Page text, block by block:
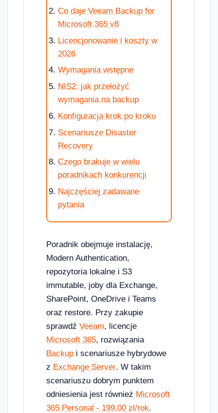
Co daje Veeam Backup for
Microsoft 365 v8
Licencjonowanie i koszty w
2026
Wymagania wstępne
NIS2: jak przełożyć
wymagania na backup
Konfiguracja krok po kroku
Scenariusze Disaster
Recovery
Czego brakuje w wielu
poradnikach konkurencji
Najczęściej zadawane
pytania
Poradnik obejmuje instalację,
Modern Authentication,
repozytoria lokalne i S3
immutable, joby dla Exchange,
SharePoint, OneDrive i Teams
oraz restore. Przy zakupie
sprawdź Veeam, licencje
Microsoft 365, rozwiązania
Backup i scenariusze hybrydowe
z Exchange Server. W takim
scenariuszu dobrym punktem
odniesienia jest również Microsoft
365 Personal - 199,00 zł/rok.